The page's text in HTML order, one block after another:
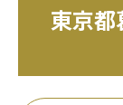
東京